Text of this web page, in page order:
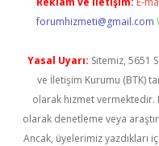
forumhizmeti@gmail.com
Yasal Uyarı: Sitemiz, 5651
ve İletişim Kurumu (BTK)
olarak hizmet
olarak denetleme veya
Ancak, üyelerimiz yazdıkları